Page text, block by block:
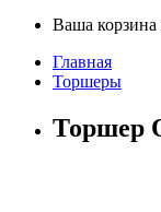
Ваша корзина
Главная
Торшеры
Торшер